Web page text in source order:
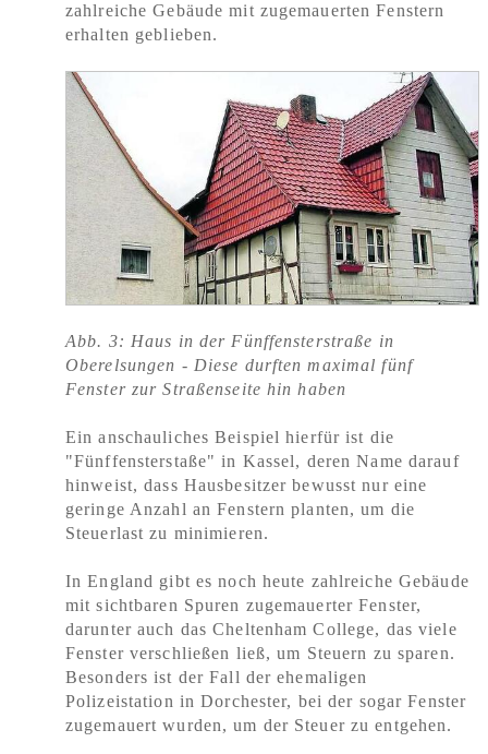
zahlreiche Gebäude mit zugemauerten Fenstern
erhalten geblieben.
Abb. 3: Haus in der Fünffensterstraße in
Oberelsungen - Diese durften maximal fünf
Fenster zur Straßenseite hin haben
Ein anschauliches Beispiel hierfür ist die
"Fünffensterstaße" in Kassel, deren Name darauf
hinweist, dass Hausbesitzer bewusst nur eine
geringe Anzahl an Fenstern planten, um die
Steuerlast zu minimieren.
In England gibt es noch heute zahlreiche Gebäude
mit sichtbaren Spuren zugemauerter Fenster,
darunter auch das Cheltenham College, das viele
Fenster verschließen ließ, um Steuern zu sparen.
Besonders ist der Fall der ehemaligen
Polizeistation in Dorchester, bei der sogar Fenster
zugemauert wurden, um der Steuer zu entgehen.